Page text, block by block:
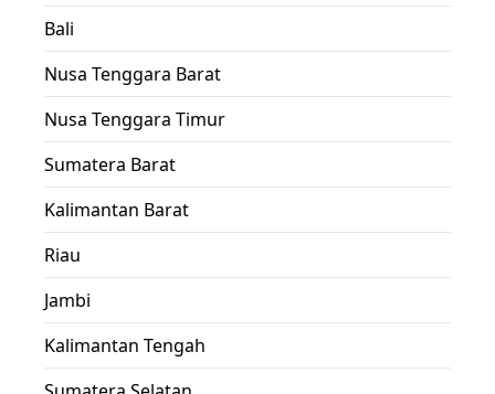
Bali
Nusa Tenggara Barat
Nusa Tenggara Timur
Sumatera Barat
Kalimantan Barat
Riau
Jambi
Kalimantan Tengah